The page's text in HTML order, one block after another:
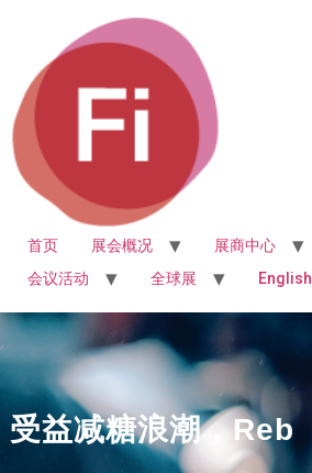
首页 展会概况 展商中心
会议活动
全球展 English
受益减糖浪潮，Reb